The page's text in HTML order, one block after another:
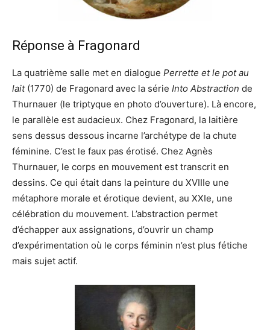
Réponse à Fragonard
La quatrième salle met en dialogue Perrette et le pot au
lait(1770) de Fragonard avec la série Into Abstraction de
Thurnauer (le triptyque en photo d’ouverture). Là encore,
le parallèle est audacieux. Chez Fragonard, la laitière
sens dessus dessous incarne l’archétype de la chute
féminine. C’est le faux pas érotisé. Chez Agnès
Thurnauer, le corps en mouvement est transcrit en
dessins. Ce qui était dans la peinture du XVIIIe une
métaphore morale et érotique devient, au XXIe, une
célébration du mouvement. L’abstraction permet
d’échapper aux assignations, d’ouvrir un champ
d’expérimentation où le corps féminin n’est plus fétiche
mais sujet actif.